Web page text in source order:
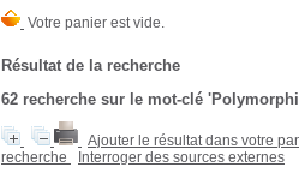
Résultat de la recherche
62 recherche sur le mot-clé
Ajouter le résultat dans votre
recherche
Interroger des sources externes